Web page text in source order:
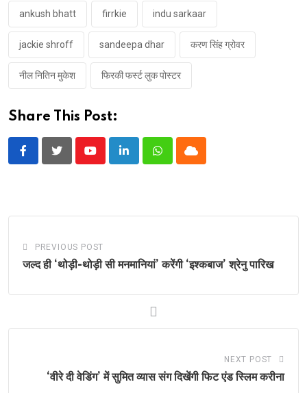
ankush bhatt firrkie indu sarkaar
jackie shroff sandeepa dhar करण सिंह ग्रोवर
नील नितिन मुकेश फिरकी फर्स्ट लुक पोस्टर
Share This Post:
YoutubeLinkedInWhatsappCloud
PREVIOUS POST
जल्द ही ‘थोड़ी-थोड़ी सी मनमानियां’ करेंगी ‘इश्कबाज’ श्रेनु पारिख
NEXT POST
‘वीरे दी वेडिंग’ में सुमित व्यास संग दिखेंगी फिट एंड स्लिम करीना